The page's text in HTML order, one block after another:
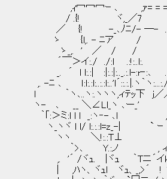
,ｨ冖冖冖ｰ ､ ,ｧ= = =
/ .{! ヾ,_／7
／ {! -_､ﾉﾆ/- ―-
ゝ {l,. - ﾆア / ｀
ゝ_,. ' ／ / /
´￣＞イ:./ ./:l
_. ´ l l:.:| :|:.:|:.._.:.l-:r‐:､
,. -ﾆ ､ ｌ:l:.:l:..:.:l:..'l´::.:.|.ヽ｀ヽ
l ｀ヽ､..ヽ:.ヽヽヽ,ィﾃｯ下 j／
ヽ- ､ __ ＼∠Ll_ヽ ､ー_' ｢
｀｢:＞ミ:l l l _:ヽ‐- ､l ,
ヽ_ヽヾ l l/ l:.:.:l=z_-| ` ｰ l
ヽヽ ＼!:.:T⊥ ノつ-‐
｀>､ Y.:ノ , ィｰ
,. '´ /ヾｭ. |ヾｭ ｀Tニ´
| ,ﾊヽ、ヾｭl ヾｭ、_,>´ ! ヾ